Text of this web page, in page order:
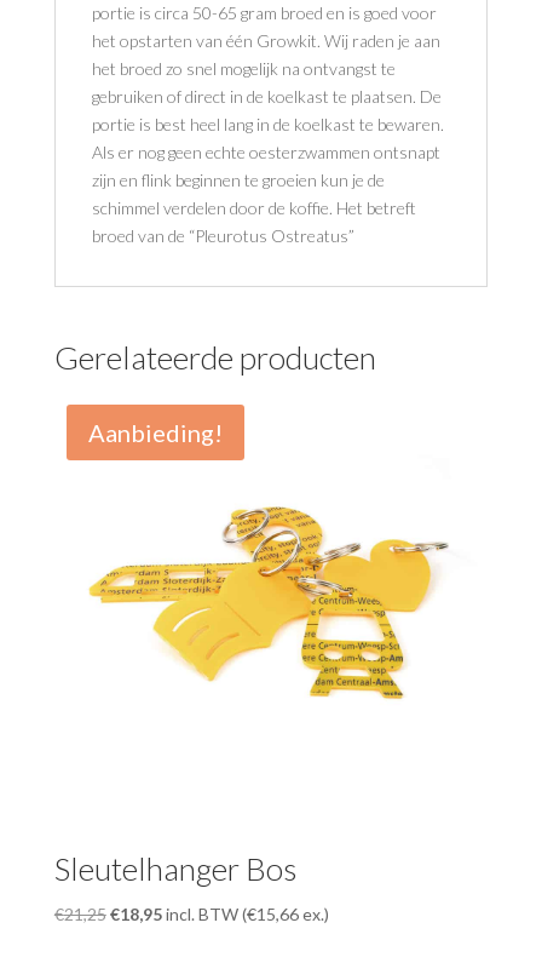
portie is circa 50-65 gram broed en is goed voor
het opstarten van één Growkit. Wij raden je aan
het broed zo snel mogelijk na ontvangst te
gebruiken of direct in de koelkast te plaatsen. De
portie is best heel lang in de koelkast te bewaren.
Als er nog geen echte oesterzwammen ontsnapt
zijn en flink beginnen te groeien kun je de
schimmel verdelen door de koffie. Het betreft
broed van de “Pleurotus Ostreatus”
Gerelateerde producten
Aanbieding!
Sleutelhanger Bos
€21,25Oorspronkelijke
€18,95Huidige
incl. BTW (€15,66ex.)